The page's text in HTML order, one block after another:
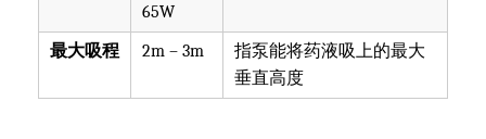
65W
最大吸程 2m – 3m
指泵能将药液吸上的最大
垂直高度